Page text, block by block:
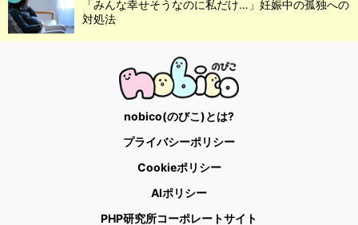
「みんな幸せそうなのに私だけ…」妊娠中の孤独への
対処法
nobico(のびこ)とは?
プライバシーポリシー
Cookieポリシー
AIポリシー
PHP研究所コーポレートサイト